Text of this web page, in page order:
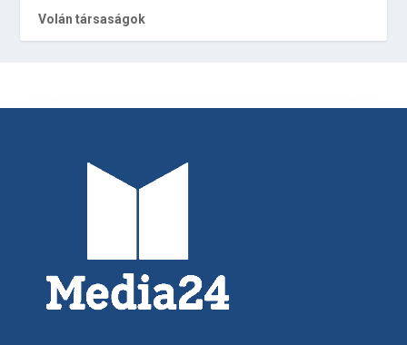
Volán társaságok